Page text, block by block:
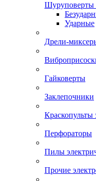
Шуруповерты
Ударные
Дрели-
Гайковерты
Заклепочники
Краскопульты
Перфораторы
Пилы
Прочие